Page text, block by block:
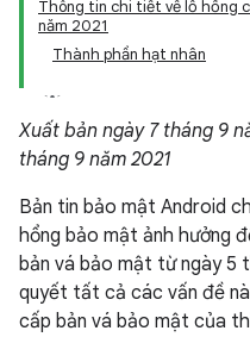
Thông tin chi tiết về lỗ hổng
năm 2021
Thành phần hạt nhân
Xuất bản ngày 7 tháng 9
tháng 9 năm 2021
Bản tin bảo mật Android
hổng bảo mật ảnh hưởng
bản vá bảo mật từ ngày 5
quyết tất cả các vấn đề
cấp bản vá bảo mật của